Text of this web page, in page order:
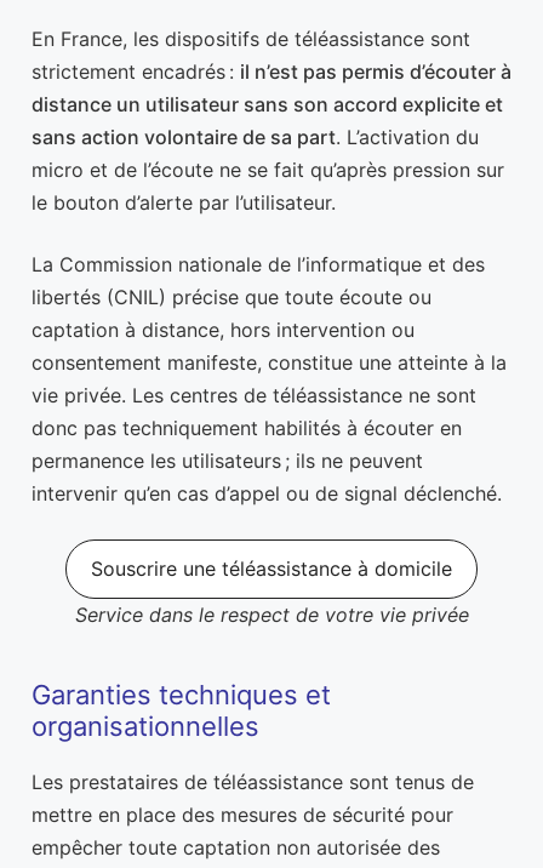
En France, les dispositifs de téléassistance sont
strictement encadrés : il n’est pas permis d’écouter à
distance un utilisateur sans son accord explicite et
sans action volontaire de sa part. L’activation du
micro et de l’écoute ne se fait qu’après pression sur
le bouton d’alerte par l’utilisateur.
La Commission nationale de l’informatique et des
libertés (CNIL) précise que toute écoute ou
captation à distance, hors intervention ou
consentement manifeste, constitue une atteinte à la
vie privée. Les centres de téléassistance ne sont
donc pas techniquement habilités à écouter en
permanence les utilisateurs ; ils ne peuvent
intervenir qu’en cas d’appel ou de signal déclenché.
Souscrire une téléassistance à domicile
Service dans le respect de votre vie privée
Garanties techniques et
organisationnelles
Les prestataires de téléassistance sont tenus de
mettre en place des mesures de sécurité pour
empêcher toute captation non autorisée des